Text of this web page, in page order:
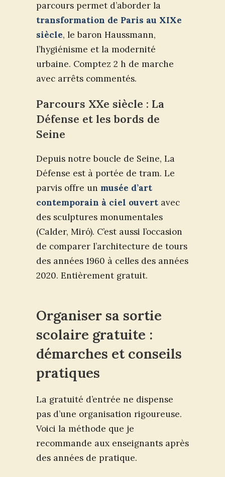
parcours permet d’aborder la
transformation de Paris au XIXe
siècle, le baron Haussmann,
l’hygiénisme et la modernité
urbaine. Comptez 2 h de marche
avec arrêts commentés.
Parcours XXe siècle : La
Défense et les bords de
Seine
Depuis notre boucle de Seine, La
Défense est à portée de tram. Le
parvis offre un musée d’art
contemporain à ciel ouvert avec
des sculptures monumentales
(Calder, Miró). C’est aussi l’occasion
de comparer l’architecture de tours
des années 1960 à celles des années
2020. Entièrement gratuit.
Organiser sa sortie
scolaire gratuite :
démarches et conseils
pratiques
La gratuité d’entrée ne dispense
pas d’une organisation rigoureuse.
Voici la méthode que je
recommande aux enseignants après
des années de pratique.